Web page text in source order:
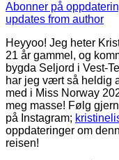
Abonner på
updates from author
Heyyoo! Jeg heter
21 år gammel, og
bygda Seljord i Vest-
har jeg vært så heldig
med i Miss Norway
meg masse! Følg
på Instagram;
oppdateringer om
reisen!